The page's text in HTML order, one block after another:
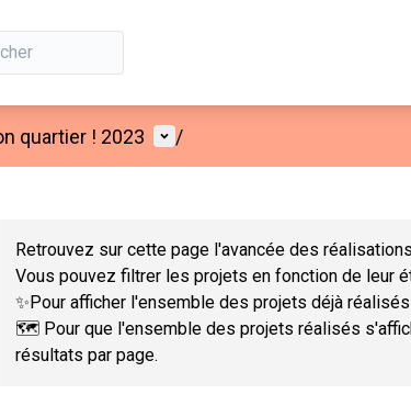
quartier ! 2023 Menu utilisateur
/
carte
Retrouvez sur cette page l'avancée des
Vous pouvez filtrer les projets en fonction de leur
✨Pour afficher l'ensemble des projets déjà
🗺️ Pour que l'ensemble des projets réalisés
résultats par page.